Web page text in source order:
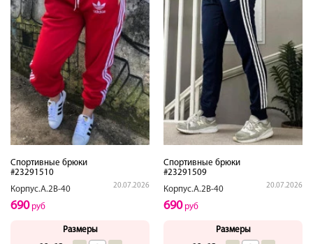
Спортивные брюки
#23291510
Корпус.А.2В-40
20.07.2026
690руб
Размеры
Спортивные брюки
#23291509
Корпус.А.2В-40
20.07.2026
690руб
Размеры